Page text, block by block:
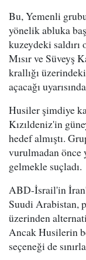
Bu, Yemenli
yönelik abluka
kuzeydeki saldırı
Mısır ve Süveyş
krallığı
açacağı
Husiler şimdiye
Kızıldeniz'in
hedef almıştı.
vurulmadan önce
gelmekle suçladı.
ABD-İsrail'in
Suudi Arabistan,
üzerinden
Ancak Husilerin
seçeneği de